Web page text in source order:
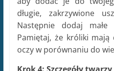
zwróć uwagę na wyraz
swojemu królikowi.
Krok 5: Wydobył
Króliki mają miękkie i